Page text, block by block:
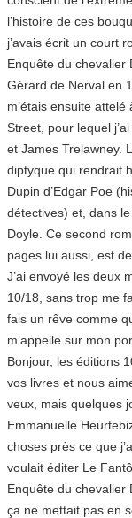
l’histoire de ces
j’avais écrit un court
Enquête du chevalier
Gérard de Nerval en
m’étais ensuite
Street, pour lequel
et James Trelawney.
diptyque qui rendrait
Dupin d’Edgar Poe
détectives) et, dans
Doyle. Ce second
pages lui aussi, est
J’ai envoyé les deux
10/18, sans trop me
fais un rêve comme
m’appelle sur mon
Bonjour, les éditions
vos livres et nous
veux, mais quelques
Emmanuelle
choses près ce que
voulait éditer Le
Enquête du chevalier
ça ne mettait pas en